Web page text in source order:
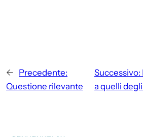
← Precedente:
Questione rilevante
Successivo:
a quelli